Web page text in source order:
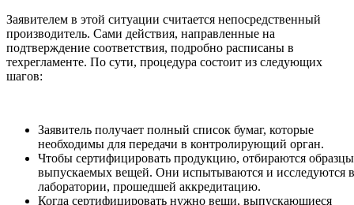
Заявителем в этой ситуации считается непосредственный
производитель. Сами действия, направленные на
подтверждение соответствия, подробно расписаны в
техрегламенте. По сути, процедура состоит из следующих
шагов:
Заявитель получает полный список бумаг, которые
необходимы для передачи в контролирующий орган.
Чтобы сертифицировать продукцию, отбираются образцы
выпускаемых вещей. Они испытываются и исследуются в
лаборатории, прошедшей аккредитацию.
Когда сертифицировать нужно вещи, выпускающиеся